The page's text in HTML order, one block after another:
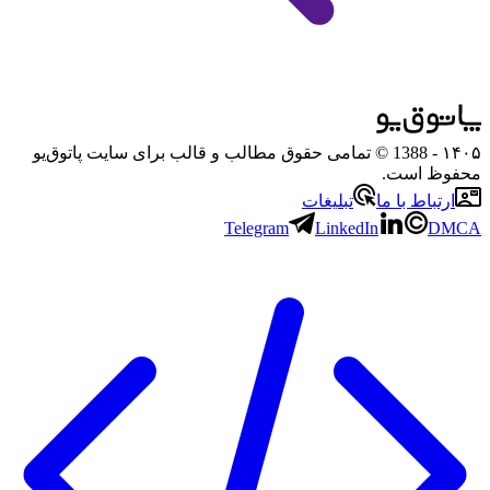
۱۴۰۵
- 1388 © تمامی حقوق مطالب و قالب برای سایت پاتوق‌یو
محفوظ است.
ارتباط با ما
تبلیغات
Telegram
LinkedIn DMCA